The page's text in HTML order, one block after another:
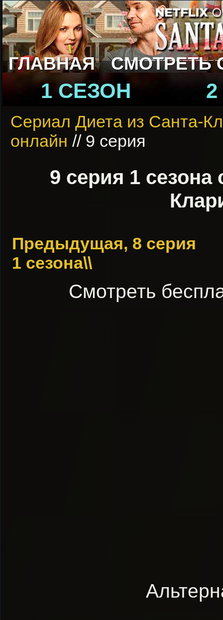
ГЛАВНАЯ СМОТРЕТЬ
1 СЕЗОН
Сериал Диета из Санта-
онлайн // 9 серия
9 серия 1
Предыдущая, 8 серия
1 сезона\\
Смотреть